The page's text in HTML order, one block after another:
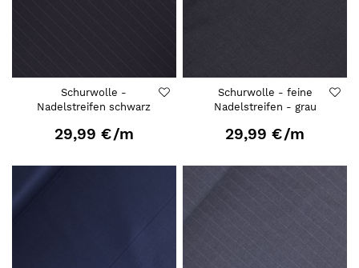
Schurwolle -
Nadelstreifen schwarz
29,99 €/m
Schurwolle - feine
Nadelstreifen - grau
29,99 €/m